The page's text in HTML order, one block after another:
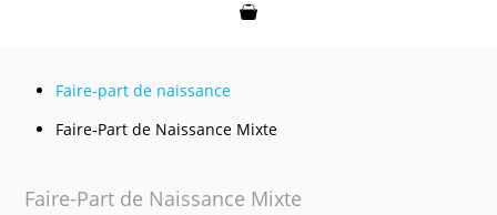
Faire-part de naissance
Faire-Part de Naissance Mixte
Faire-Part de Naissance Mixte